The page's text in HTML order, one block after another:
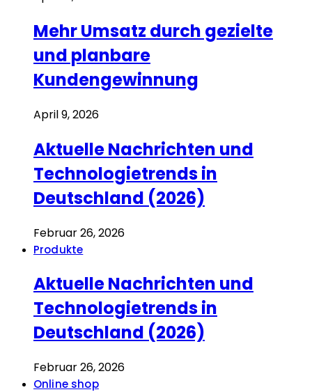
Mehr Umsatz durch gezielte
und planbare
Kundengewinnung
April 9, 2026
Aktuelle Nachrichten und
Technologietrends in
Deutschland (2026)
Februar 26, 2026
Produkte
Aktuelle Nachrichten und
Technologietrends in
Deutschland (2026)
Februar 26, 2026
Online shop